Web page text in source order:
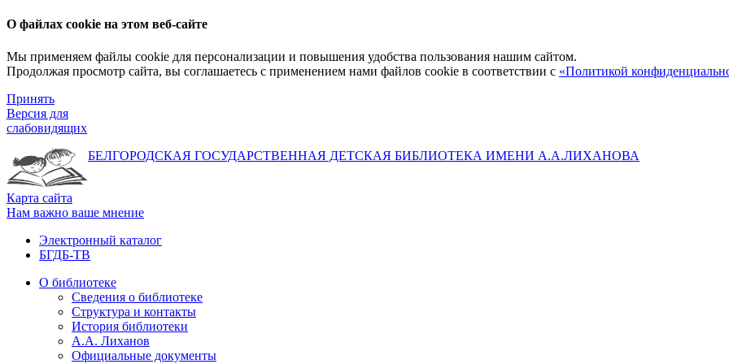
О файлах cookie на этом веб-сайте
Мы применяем файлы cookie для персонализации и повышения удобства пользования нашим сайтом.
Продолжая просмотр сайта, вы соглашаетесь с применением нами файлов cookie в соответствии с «Политикой
Принять
Версия для
слабовидящих
БЕЛГОРОДСКАЯ ГОСУДАРСТВЕННАЯ ДЕТСКАЯ БИБЛИОТЕКА ИМЕНИ А.А.ЛИХАНОВА
Карта сайта
Нам важно ваше мнение
Электронный каталог
БГДБ-ТВ
О библиотеке
Сведения о библиотеке
Структура и контакты
История библиотеки
А.А. Лиханов
Официальные документы